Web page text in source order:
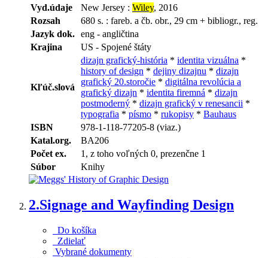
Vyd.údaje
New Jersey : Wiley, 2016
Rozsah
680 s. : fareb. a čb. obr., 29 cm + bibliogr., reg.
Jazyk dok. eng - angličtina
Krajina
US - Spojené štáty
Kľúč.slová
dizajn grafický-história * identita vizuálna *
history of design * dejiny dizajnu * dizajn
grafický 20.storočie * digitálna revolúcia a
grafický dizajn * identita firemná * dizajn
postmoderný * dizajn grafický v renesancii *
typografia * písmo * rukopisy * Bauhaus
ISBN
978-1-118-77205-8 (viaz.)
Katal.org.
BA206
Počet ex.
1, z toho voľných 0, prezenčne 1
Súbor
Knihy
2.Signage and Wayfinding Design
Do košíka
Zdielať
Vybrané dokumenty